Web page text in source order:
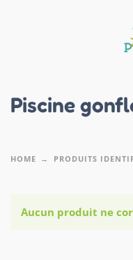
Piscine
HOME PRODUITS
Aucun produit ne